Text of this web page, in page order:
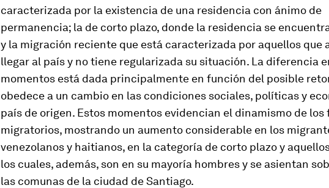
caracterizada por la existencia de una residencia con ánimo de
permanencia; la de corto plazo, donde la residencia se
y la migración reciente que está caracterizada por aquellos que
llegar al país y no tiene regularizada su situación. La diferencia
momentos está dada principalmente en función del posible
obedece a un cambio en las condiciones sociales, políticas y
país de origen. Estos momentos evidencian el dinamismo de los
migratorios, mostrando un aumento considerable en los
venezolanos y haitianos, en la categoría de corto plazo y
los cuales, además, son en su mayoría hombres y se asientan
las comunas de la ciudad de Santiago.